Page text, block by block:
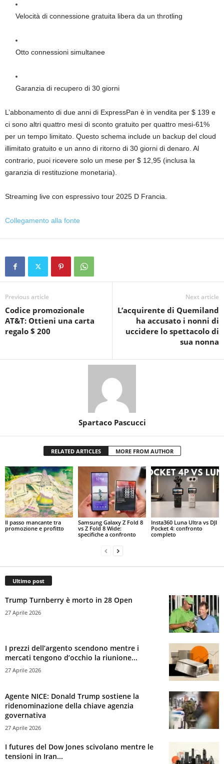
Velocità di connessione gratuita libera da un throtling
Otto connessioni simultanee
Garanzia di recupero di 30 giorni
L’abbonamento di due anni di ExpressPan è in vendita per $ 139 e
ci sono altri quattro mesi di sconto gratuito per quattro mesi-61%
per un tempo limitato. Questo schema include un backup del cloud
illimitato gratuito e un anno di ritorno di 30 giorni di denaro. Al
contrario, puoi ricevere solo un mese per $ 12,95 (inclusa la
garanzia di restituzione monetaria).
Streaming live con espressivo tour 2025 D Francia.
Collegamento alla fonte
Previous article
Codice promozionale
AT&T: Ottieni una carta
regalo $ 200
Next article
L’acquirente di Quemiland
ha accusato i nonni di
uccidere lo spettacolo di
sua nonna
Spartaco Pascucci
RELATED ARTICLES MORE FROM AUTHOR
Il passo mancante tra
promozione e profitto
Samsung Galaxy Z Fold 8
vs Z Fold 8 Wide:
specifiche a confronto
Insta360 Luna Ultra vs DJI
Pocket 4: confronto
completo
Ultimo post
Trump Turnberry è morto in 28 Open
27 Aprile 2026
I prezzi dell’argento scendono mentre i
mercati tengono d’occhio la riunione...
27 Aprile 2026
Agente NICE: Donald Trump sostiene la
ridenominazione della chiave agenzia
governativa
27 Aprile 2026
I futures del Dow Jones scivolano mentre le
tensioni in Iran...